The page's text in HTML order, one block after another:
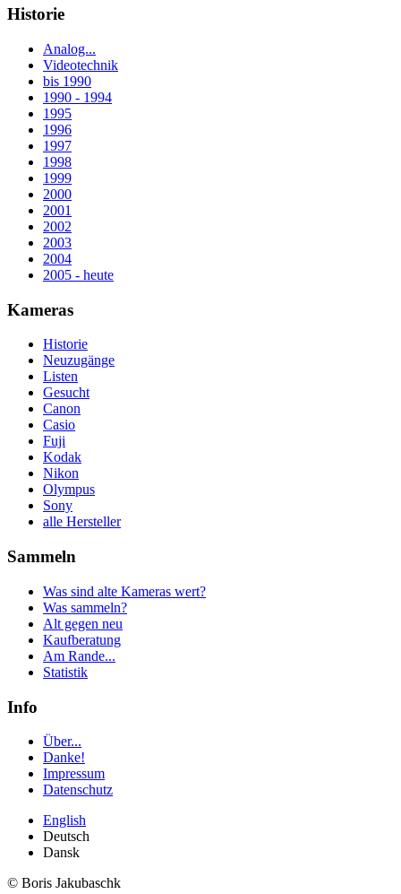
Historie
Analog...
Videotechnik
bis 1990
1990 - 1994
1995
1996
1997
1998
1999
2000
2001
2002
2003
2004
2005 - heute
Kameras
Historie
Neuzugänge
Listen
Gesucht
Canon
Casio
Fuji
Kodak
Nikon
Olympus
Sony
alle Hersteller
Sammeln
Was sind alte Kameras wert?
Was sammeln?
Alt gegen neu
Kaufberatung
Am Rande...
Statistik
Info
Über...
Danke!
Impressum
Datenschutz
English
Deutsch
Dansk
© Boris Jakubaschk